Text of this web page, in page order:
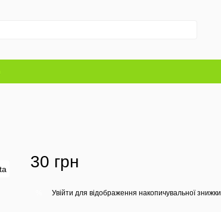
30 грн
Увійти для відображення накопичувальної знижки